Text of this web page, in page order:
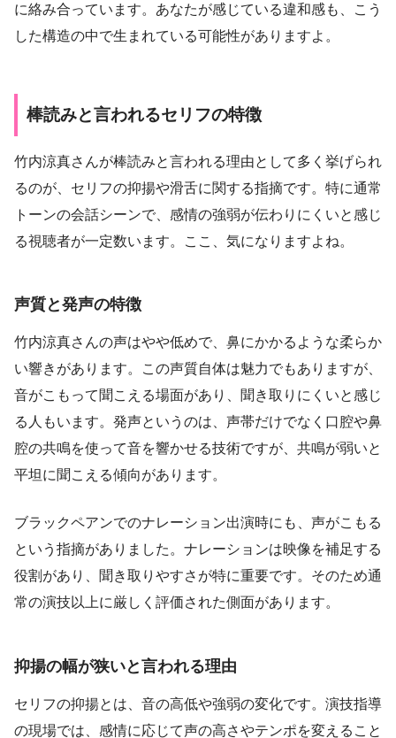
に絡み合っています。あなたが感じている違和感も、こう
した構造の中で生まれている可能性がありますよ。
棒読みと言われるセリフの特徴
竹内涼真さんが棒読みと言われる理由として多く挙げられ
るのが、セリフの抑揚や滑舌に関する指摘です。特に通常
トーンの会話シーンで、感情の強弱が伝わりにくいと感じ
る視聴者が一定数います。ここ、気になりますよね。
声質と発声の特徴
竹内涼真さんの声はやや低めで、鼻にかかるような柔らか
い響きがあります。この声質自体は魅力でもありますが、
音がこもって聞こえる場面があり、聞き取りにくいと感じ
る人もいます。発声というのは、声帯だけでなく口腔や鼻
腔の共鳴を使って音を響かせる技術ですが、共鳴が弱いと
平坦に聞こえる傾向があります。
ブラックペアンでのナレーション出演時にも、声がこもる
という指摘がありました。ナレーションは映像を補足する
役割があり、聞き取りやすさが特に重要です。そのため通
常の演技以上に厳しく評価された側面があります。
抑揚の幅が狭いと言われる理由
セリフの抑揚とは、音の高低や強弱の変化です。演技指導
の現場では、感情に応じて声の高さやテンポを変えること